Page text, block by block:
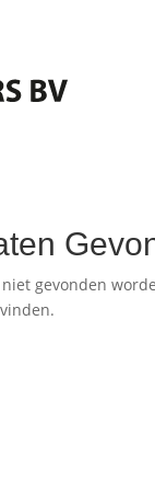
gevonden